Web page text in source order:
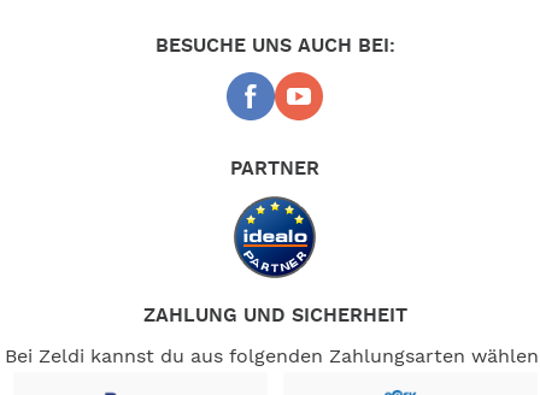
angenehmes Gefühl unter ihren Füßen ist natürlich eine
Der Isabella Carpet ist, mit gleicher Qualität, in drei
Flint oder Dawn hängt ganz von Ihrem persönlichen
Geschmack ab. Diese Farbtöne finden Sie auch in der
gesamten Isabella Vorzeltkollektion wieder. Wie Sie dort
kombinieren? Sie haben die Qual der Wahl…
nicht zum Leistungsumfang. --
BESUCHE UNS AUCH BEI:
PARTNER
ZAHLUNG UND SICHERHEIT
Bei Zeldi kannst du aus folgenden Zahlungsarten